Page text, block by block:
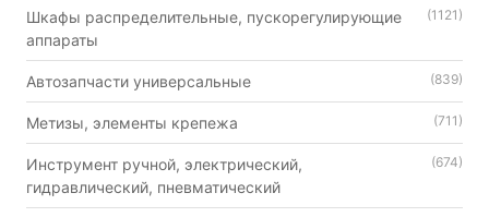
Шкафы распределительные, пускорегулирующие
аппараты
(1121)
Автозапчасти универсальные (839)
Метизы, элементы крепежа (711)
Инструмент ручной, электрический,
гидравлический, пневматический
(674)